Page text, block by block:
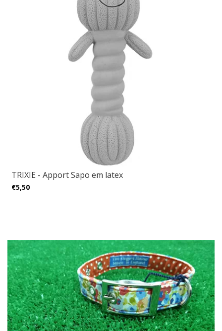
TRIXIE - Apport Sapo em latex
€5,50